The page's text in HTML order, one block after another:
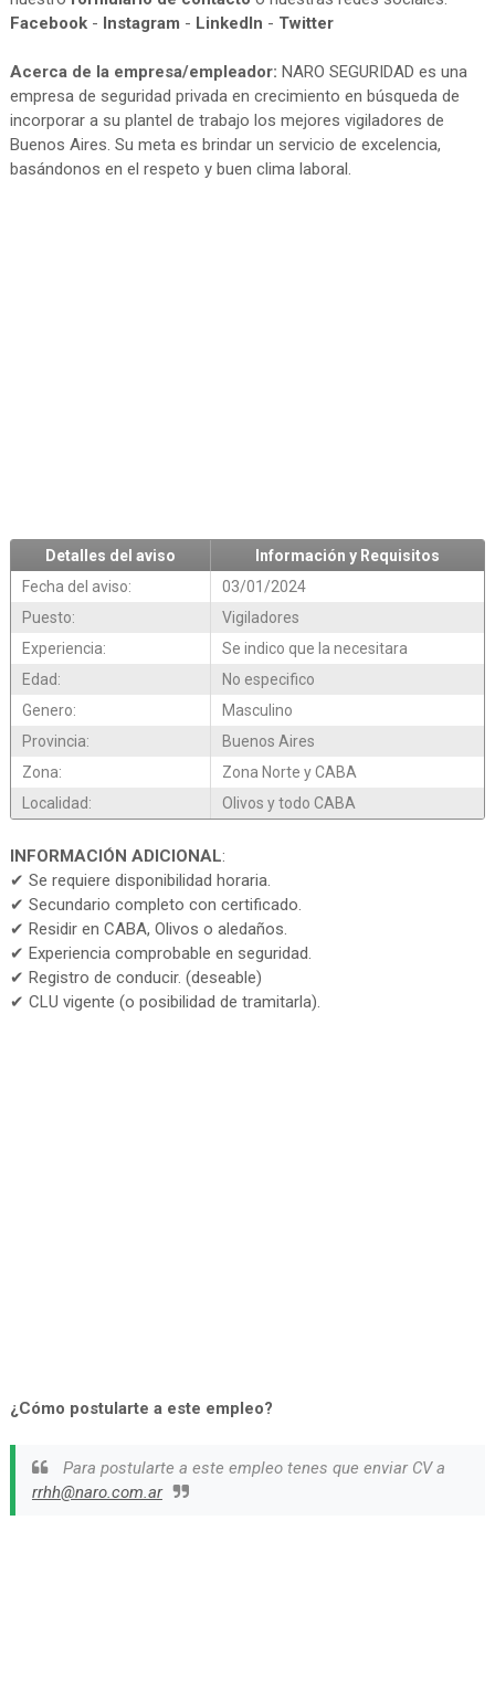
Facebook- Instagram - LinkedIn - Twitter
Acerca de la empresa/empleador: NARO SEGURIDAD es una
empresa de seguridad privada en crecimiento en búsqueda de
incorporar a su plantel de trabajo los mejores vigiladores de
Buenos Aires. Su meta es brindar un servicio de excelencia,
basándonos en el respeto y buen clima laboral.
Detalles del aviso
Información y Requisitos
Fecha del aviso:
03/01/2024
Puesto:
Vigiladores
Experiencia:
Se indico que la necesitara
Edad:
No especifico
Genero:
Masculino
Provincia:
Buenos Aires
Zona:
Zona Norte y CABA
Localidad:
Olivos y todo CABA
INFORMACIÓN ADICIONAL:
✔ Se requiere disponibilidad horaria.
✔ Secundario completo con certificado.
✔ Residir en CABA, Olivos o aledaños.
✔ Experiencia comprobable en seguridad.
✔ Registro de conducir. (deseable)
✔ CLU vigente (o posibilidad de tramitarla).
¿Cómo postularte a este empleo?
Para postularte a este empleo tenes que enviar CV a
rrhh@naro.com.ar